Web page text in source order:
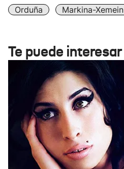
Orduña
Markina-Xemein
Te puede interesar